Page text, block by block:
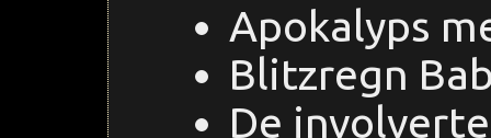
Apokalyps
Blitzregn
De involverte